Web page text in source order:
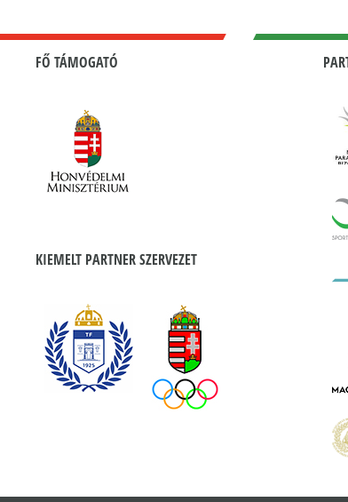
FŐ TÁMOGATÓ
KIEMELT PARTNER SZERVEZET